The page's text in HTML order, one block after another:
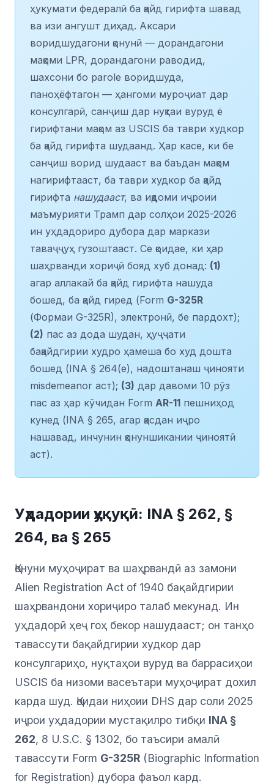
ҳукумати федералӣ ба қайд гирифта шавад
ва изи ангушт диҳад. Аксари
воридшудагони қонунӣ — дорандагони
мақоми LPR, дорандагони раводид,
шахсони бо parole воридшуда,
паноҳёфтагон — ҳангоми муроҷиат дар
консулгарӣ, санҷиш дар нуқтаи вуруд ё
гирифтани мақом аз USCIS ба таври худкор
ба қайд гирифта шудаанд. Ҳар касе, ки бе
санҷиш ворид шудааст ва баъдан мақом
нагирифтааст, ба таври худкор ба қайд
гирифта нашудааст, ва иқдоми иҷроии
маъмурияти Трамп дар солҳои 2025-2026
ин уҳдадориро дубора дар маркази
таваҷҷуҳ гузоштааст. Се қоидае, ки ҳар
шаҳрванди хориҷӣ бояд хуб донад: (1)
агар аллакай ба қайд гирифта нашуда
бошед, ба қайд гиред (Form G-325R
(Формаи G-325R), электронӣ, бе пардохт);
(2) пас аз дода шудан, ҳуҷҷати
бақайдгирии худро ҳамеша бо худ дошта
бошед (INA § 264(e), надоштанаш ҷинояти
misdemeanor аст); (3) дар давоми 10 рӯз
пас аз ҳар кӯчидан Form AR-11 пешниҳод
кунед (INA § 265, агар қасдан иҷро
нашавад, инчунин қонуншикании ҷиноятӣ
аст).
Уҳдадории ҳуқуқӣ: INA § 262, §
264, ва § 265
Қонуни муҳоҷират ва шаҳрвандӣ аз замони
Alien Registration Act of 1940 бақайдгирии
шаҳрвандони хориҷиро талаб мекунад. Ин
уҳдадорӣ ҳеҷ гоҳ бекор нашудааст; он танҳо
тавассути бақайдгирии худкор дар
консулгариҳо, нуқтаҳои вуруд ва баррасиҳои
USCIS ба низоми васеътари муҳоҷират дохил
карда шуд. Қоидаи ниҳоии DHS дар соли 2025
иҷрои уҳдадории мустақилро тибқи INA §
262, 8 U.S.C. § 1302, бо таъсири амалӣ
тавассути Form G-325R (Biographic Information
for Registration) дубора фаъол кард.